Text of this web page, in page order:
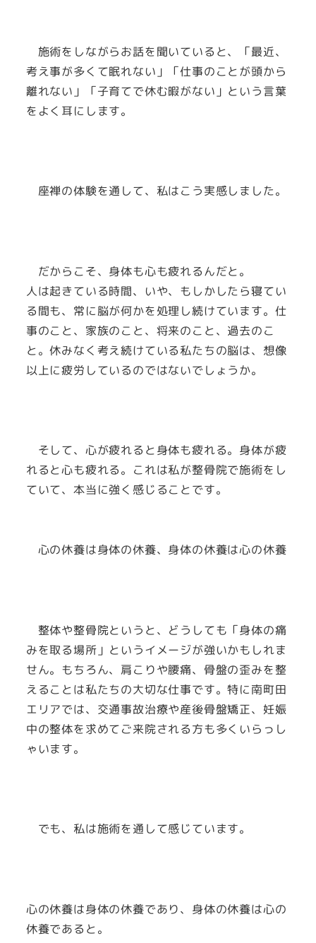
施術をしながらお話を聞いていると、「最近、
考え事が多くて眠れない」「仕事のことが頭から
離れない」「子育てで休む暇がない」という言葉
をよく耳にします。
座禅の体験を通して、私はこう実感しました。
だからこそ、身体も心も疲れるんだと。
人は起きている時間、いや、もしかしたら寝てい
る間も、常に脳が何かを処理し続けています。仕
事のこと、家族のこと、将来のこと、過去のこ
と。休みなく考え続けている私たちの脳は、想像
以上に疲労しているのではないでしょうか。
そして、心が疲れると身体も疲れる。身体が疲
れると心も疲れる。これは私が整骨院で施術をし
ていて、本当に強く感じることです。
心の休養は身体の休養、身体の休養は心の休養
整体や整骨院というと、どうしても「身体の痛
みを取る場所」というイメージが強いかもしれま
せん。もちろん、肩こりや腰痛、骨盤の歪みを整
えることは私たちの大切な仕事です。特に南町田
エリアでは、交通事故治療や産後骨盤矯正、妊娠
中の整体を求めてご来院される方も多くいらっし
ゃいます。
でも、私は施術を通して感じています。
心の休養は身体の休養であり、身体の休養は心の
休養であると。